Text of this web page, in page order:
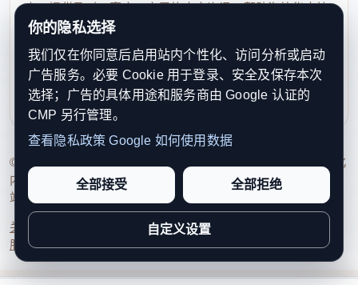
家中被改造成地下医美诊所
在搜查过程中，税务警察发现，住宅内有一整间房间
被改造成了一家地下美容诊所，并依法予以查封。
点，提供及时、真实、实用的中文资讯，帮助海外华人快
速了解欧洲动态。
contact@xinouzhou.com
服务支持、版权与合作：工作日优先处理站务、投稿与权
利通知
© 2026 新欧洲·欧洲头条. All Rights Reserved. 本网站持续优化
内容透明度、联系方式与用户权利说明，以提升品牌信任感和
站点完整度。
关于我们 编辑规范日期归档隐私政策
服务条款联系我们
你的隐私选择
我们仅在你同意后启用站内个性化、访问分析或启动
广告服务。必要 Cookie 用于登录、安全及保存本次
选择；广告的具体用途和服务商由 Google 认证的
CMP 另行管理。
查看隐私政策 Google 如何使用数据
全部接受 全部拒绝
自定义设置